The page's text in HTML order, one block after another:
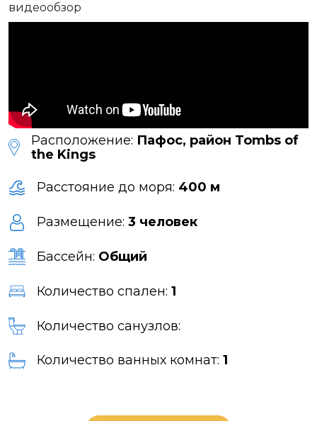
видеообзор
Расположение: Пафос, район Tombs of
the Kings
Расстояние до моря: 400 м
Размещение: 3 человек
Бассейн: Общий
Количество спален: 1
Количество санузлов:
Количество ванных комнат: 1